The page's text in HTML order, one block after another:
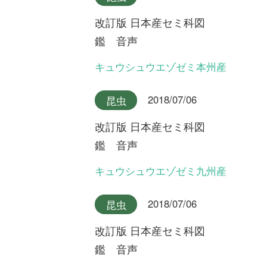
改訂版 日本産セミ科図
鑑 音声
改訂版 日本産セミ科図
鑑 音声
アカエゾゼミとキュウシュウ
改訂版 日本産セミ科図
鑑 音声
ニイニイゼミ